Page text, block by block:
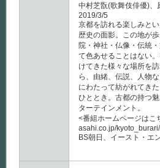
中村芝翫(歌舞伎俳優)、
2019/3/5
京都を訪れる楽しみと
歴史の面影。この地が
院・神社・仏像・伝統
て色あせることはない
けてきた様々な場所を
ら、由緒、伝説、人物
にわたって紡がれてき
ひととき。古都の持つ
ターテインメント。
<番組ホームページはこ
asahi.co.jp/kyoto_burari/
BS朝日、イースト・エ